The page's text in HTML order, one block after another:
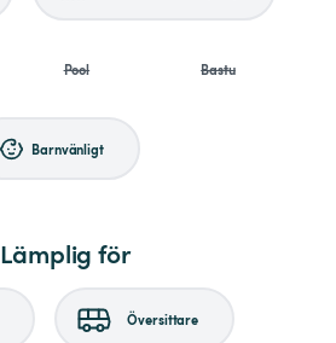
Pool Bastu
Barnvänligt
Lämplig för
Översittare